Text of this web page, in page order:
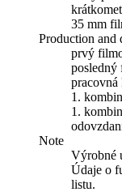
35 mm
Production and
prvý
posledný
pracovná
1.
1.
Note
Výrobné
Údaje o
listu.